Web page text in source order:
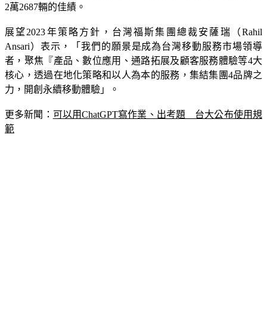
陣容攻勢，給予國內購車消費者多元選擇，更創下年度銷售達
展望2023年策略方針，台灣福斯集團總裁安薩瑞（Rahil
Ansari）表示，「我們的願景是成為台灣移動服務市場領導
者，聚焦『產品、數位應用、通路拓展及顧客服務體驗等4大
核心，透過在地化策略和以人為本的服務，集結集團4品牌之
更多新聞：